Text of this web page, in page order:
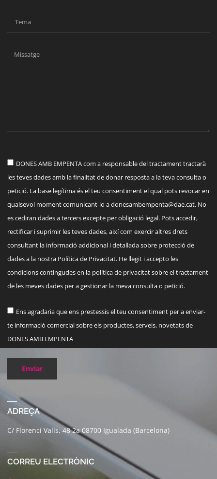
DONES AMB EMPENTA com a responsable del tractament tractarà
les teves dades amb la finalitat de donar resposta a la teva consulta o
petició. La base legítima és el teu consentiment el qual pots revocar en
qualsevol moment comunicant-lo adonesambempenta@dae.cat. No
es cediran dades a tercers excepte per obligació legal. Pots accedir,
rectificar i suprimir les teves dades, així com exercir altres drets
consultant la informació addicional i detallada sobre protecció de
dades a la nostra Política de Privacitat. He llegit i accepto les
condicions contingudes en la política de privacitat sobre el tractament
de les meves dades per a gestionar la meva consulta o petició.
Ens agradaria que ens prestessis el teu consentiment per a enviar-
te informació comercial sobre els productes, serveis, novetats de
DONES AMB EMPENTA
Enviar
ADREÇA
C/ Florenci Valls, 48 2a 08700 Igualada (Barcelona)
CORREU ELECTRÒNIC